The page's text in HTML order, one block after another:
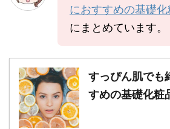
におすすめの基礎化
にまとめています。
すっぴん肌で
すめの基礎化粧